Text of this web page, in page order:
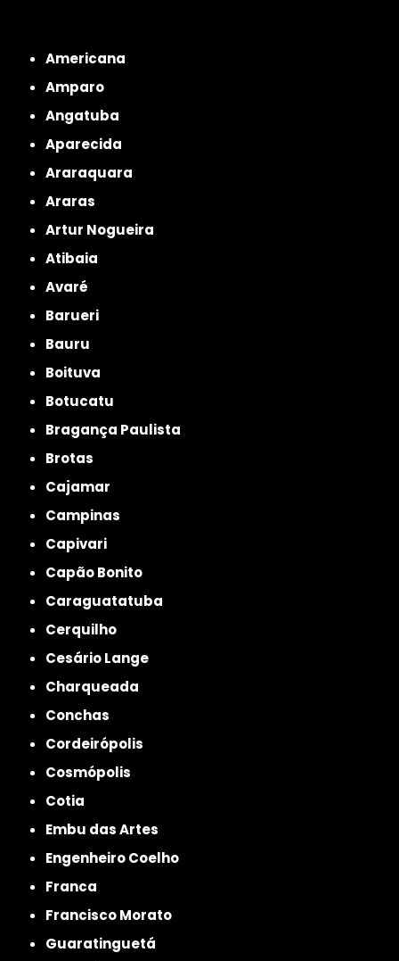
Americana
Amparo
Angatuba
Aparecida
Araraquara
Araras
Artur Nogueira
Atibaia
Avaré
Barueri
Bauru
Boituva
Botucatu
Bragança Paulista
Brotas
Cajamar
Campinas
Capivari
Capão Bonito
Caraguatatuba
Cerquilho
Cesário Lange
Charqueada
Conchas
Cordeirópolis
Cosmópolis
Cotia
Embu das Artes
Engenheiro Coelho
Franca
Francisco Morato
Guaratinguetá